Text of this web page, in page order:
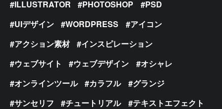
ILLUSTRATOR
PHOTOSHOP
PSD
UIデザイン
WORDPRESS
アイコン
アクション素材
インスピレーション
ウェブサイト
ウェブデザイン
オシャレ
オンラインツール
カラフル
グランジ
サンセリフ
チュートリアル
テキストエフェクト